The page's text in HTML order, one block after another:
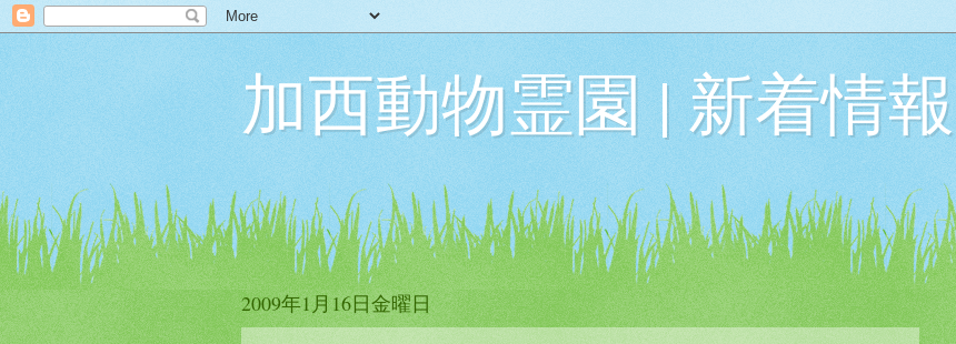
加西動物霊園 | 新着情報
2009年1月16日金曜日